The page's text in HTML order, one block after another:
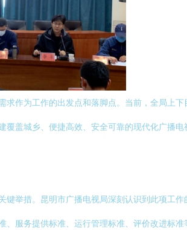
作为工作的出发点和落脚点。当前，全局上
盖城乡、便捷高效、安全可靠的现代化广播电
举措。昆明市广播电视局深刻认识到此项工
服务提供标准、运行管理标准、评价改进标